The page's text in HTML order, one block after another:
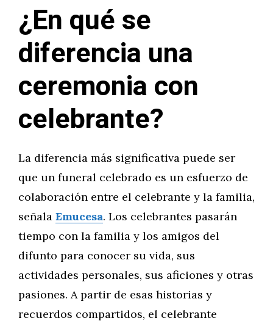
¿En qué se
diferencia una
ceremonia con
celebrante?
La diferencia más significativa puede ser
que un funeral celebrado es un esfuerzo de
colaboración entre el celebrante y la familia,
señala Emucesa. Los celebrantes pasarán
tiempo con la familia y los amigos del
difunto para conocer su vida, sus
actividades personales, sus aficiones y otras
pasiones. A partir de esas historias y
recuerdos compartidos, el celebrante